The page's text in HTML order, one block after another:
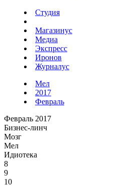
Студия
Магазинус
Медиа
Экспресс
Иронов
Журналус
Мел
2017
Февраль
Февраль 2017
Бизнес-линч
Мозг
Мел
Идиотека
8
9
10